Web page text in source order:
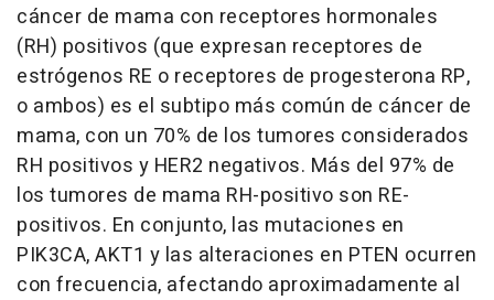
cáncer de mama con receptores hormonales
(RH) positivos (que expresan receptores de
estrógenos RE o receptores de progesterona RP,
o ambos) es el subtipo más común de cáncer de
mama, con un 70% de los tumores considerados
RH positivos y HER2 negativos. Más del 97% de
los tumores de mama RH-positivo son RE-
positivos. En conjunto, las mutaciones en
PIK3CA, AKT1 y las alteraciones en PTEN ocurren
con frecuencia, afectando aproximadamente al